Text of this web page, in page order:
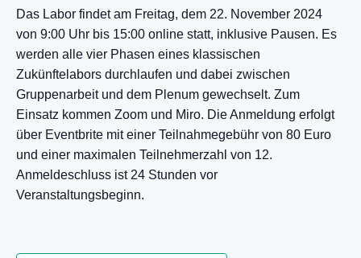
Das Labor findet am Freitag, dem 22. November 2024
von 9:00 Uhr bis 15:00 online statt, inklusive Pausen. Es
werden alle vier Phasen eines klassischen
Zukünftelabors durchlaufen und dabei zwischen
Gruppenarbeit und dem Plenum gewechselt. Zum
Einsatz kommen Zoom und Miro. Die Anmeldung erfolgt
über Eventbrite mit einer Teilnahmegebühr von 80 Euro
und einer maximalen Teilnehmerzahl von 12.
Anmeldeschluss ist 24 Stunden vor
Veranstaltungsbeginn.